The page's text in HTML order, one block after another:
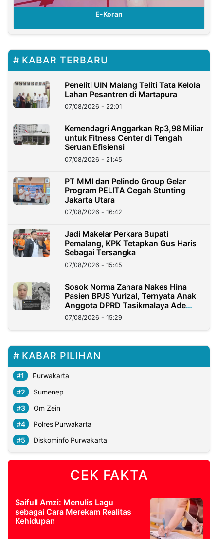
E-Koran
KABAR TERBARU
Peneliti UIN Malang Teliti Tata Kelola
Lahan Pesantren di Martapura
07/08/2026 - 22:01
Kemendagri Anggarkan Rp3,98 Miliar
untuk Fitness Center di Tengah
Seruan Efisiensi
07/08/2026 - 21:45
PT MMI dan Pelindo Group Gelar
Program PELITA Cegah Stunting
Jakarta Utara
07/08/2026 - 16:42
Jadi Makelar Perkara Bupati
Pemalang, KPK Tetapkan Gus Haris
Sebagai Tersangka
07/08/2026 - 15:45
Sosok Norma Zahara Nakes Hina
Pasien BPJS Yurizal, Ternyata Anak
Anggota DPRD Tasikmalaya Ade
Lukman
07/08/2026 - 15:29
KABAR PILIHAN
Purwakarta
Sumenep
Om Zein
Polres Purwakarta
Diskominfo Purwakarta
CEK FAKTA
Saifull Amzi: Menulis Lagu
sebagai Cara Merekam Realitas
Kehidupan